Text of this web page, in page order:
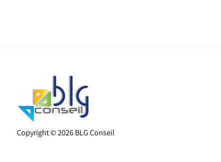
Copyright©2026 BLG Conseil